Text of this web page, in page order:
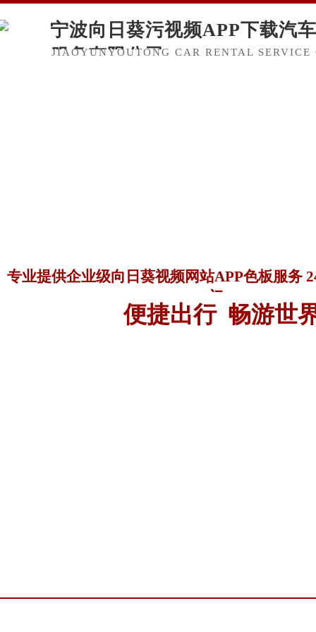
JIAOYUNYOUTONG CAR RENTAL SERVICE
宁波向日葵污视频APP下载汽车
服务有限公司
专业提供企业级向日葵视频网站APP色板服务
门
便捷出行 畅游世